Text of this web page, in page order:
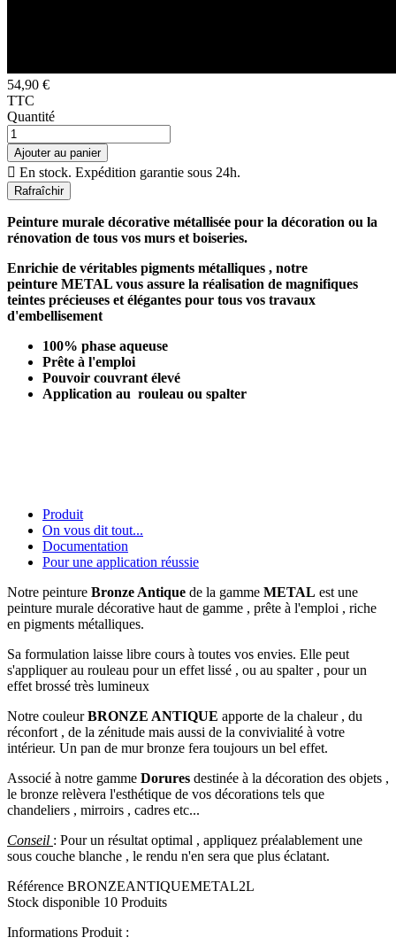
54,90 €
TTC
Quantité
Ajouter au panier
 En stock. Expédition garantie sous 24h.
Peinture murale décorative métallisée pour la décoration ou la
rénovation de tous vos murs et boiseries.
Enrichie de véritables pigments métalliques , notre
peinture METAL vous assure la réalisation de magnifiques
teintes précieuses et élégantes pour tous vos travaux
d'embellisement
100% phase aqueuse
Prête à l'emploi
Pouvoir couvrant élevé
Application au rouleau ou spalter
Produit
On vous dit tout...
Documentation
Pour une application réussie
Notre peinture Bronze Antique de la gamme METAL est une
peinture murale décorative haut de gamme , prête à l'emploi , riche
en pigments métalliques.
Sa formulation laisse libre cours à toutes vos envies. Elle peut
s'appliquer au rouleau pour un effet lissé , ou au spalter , pour un
effet brossé très lumineux
Notre couleurBRONZE ANTIQUE apporte de la chaleur , du
réconfort , de la zénitude mais aussi de la convivialité à votre
intérieur. Un pan de mur bronze fera toujours un bel effet.
Associé à notre gamme Dorures destinée à la décoration des objets ,
le bronze relèvera l'esthétique de vos décorations tels que
chandeliers , mirroirs , cadres etc...
Conseil : Pour un résultat optimal , appliquez préalablement une
sous couche blanche , le rendu n'en sera que plus éclatant.
Référence BRONZEANTIQUEMETAL2L
Stock disponible 10 Produits
Informations Produit :